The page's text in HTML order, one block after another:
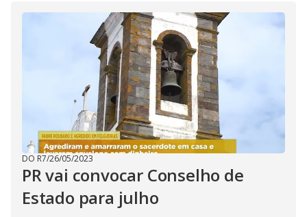
d
e
o
DO R7/26/05/2023
PR vai convocar Conselho de
Estado para julho